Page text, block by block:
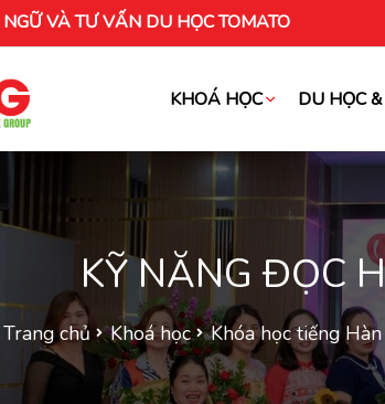
VÀ TƯ VẤN DU HỌC TOMATO
KHOÁ HỌC DU HỌC
KỸ NĂNG ĐỌC
Trang chủ Khoá học Khóa học tiếng Hàn